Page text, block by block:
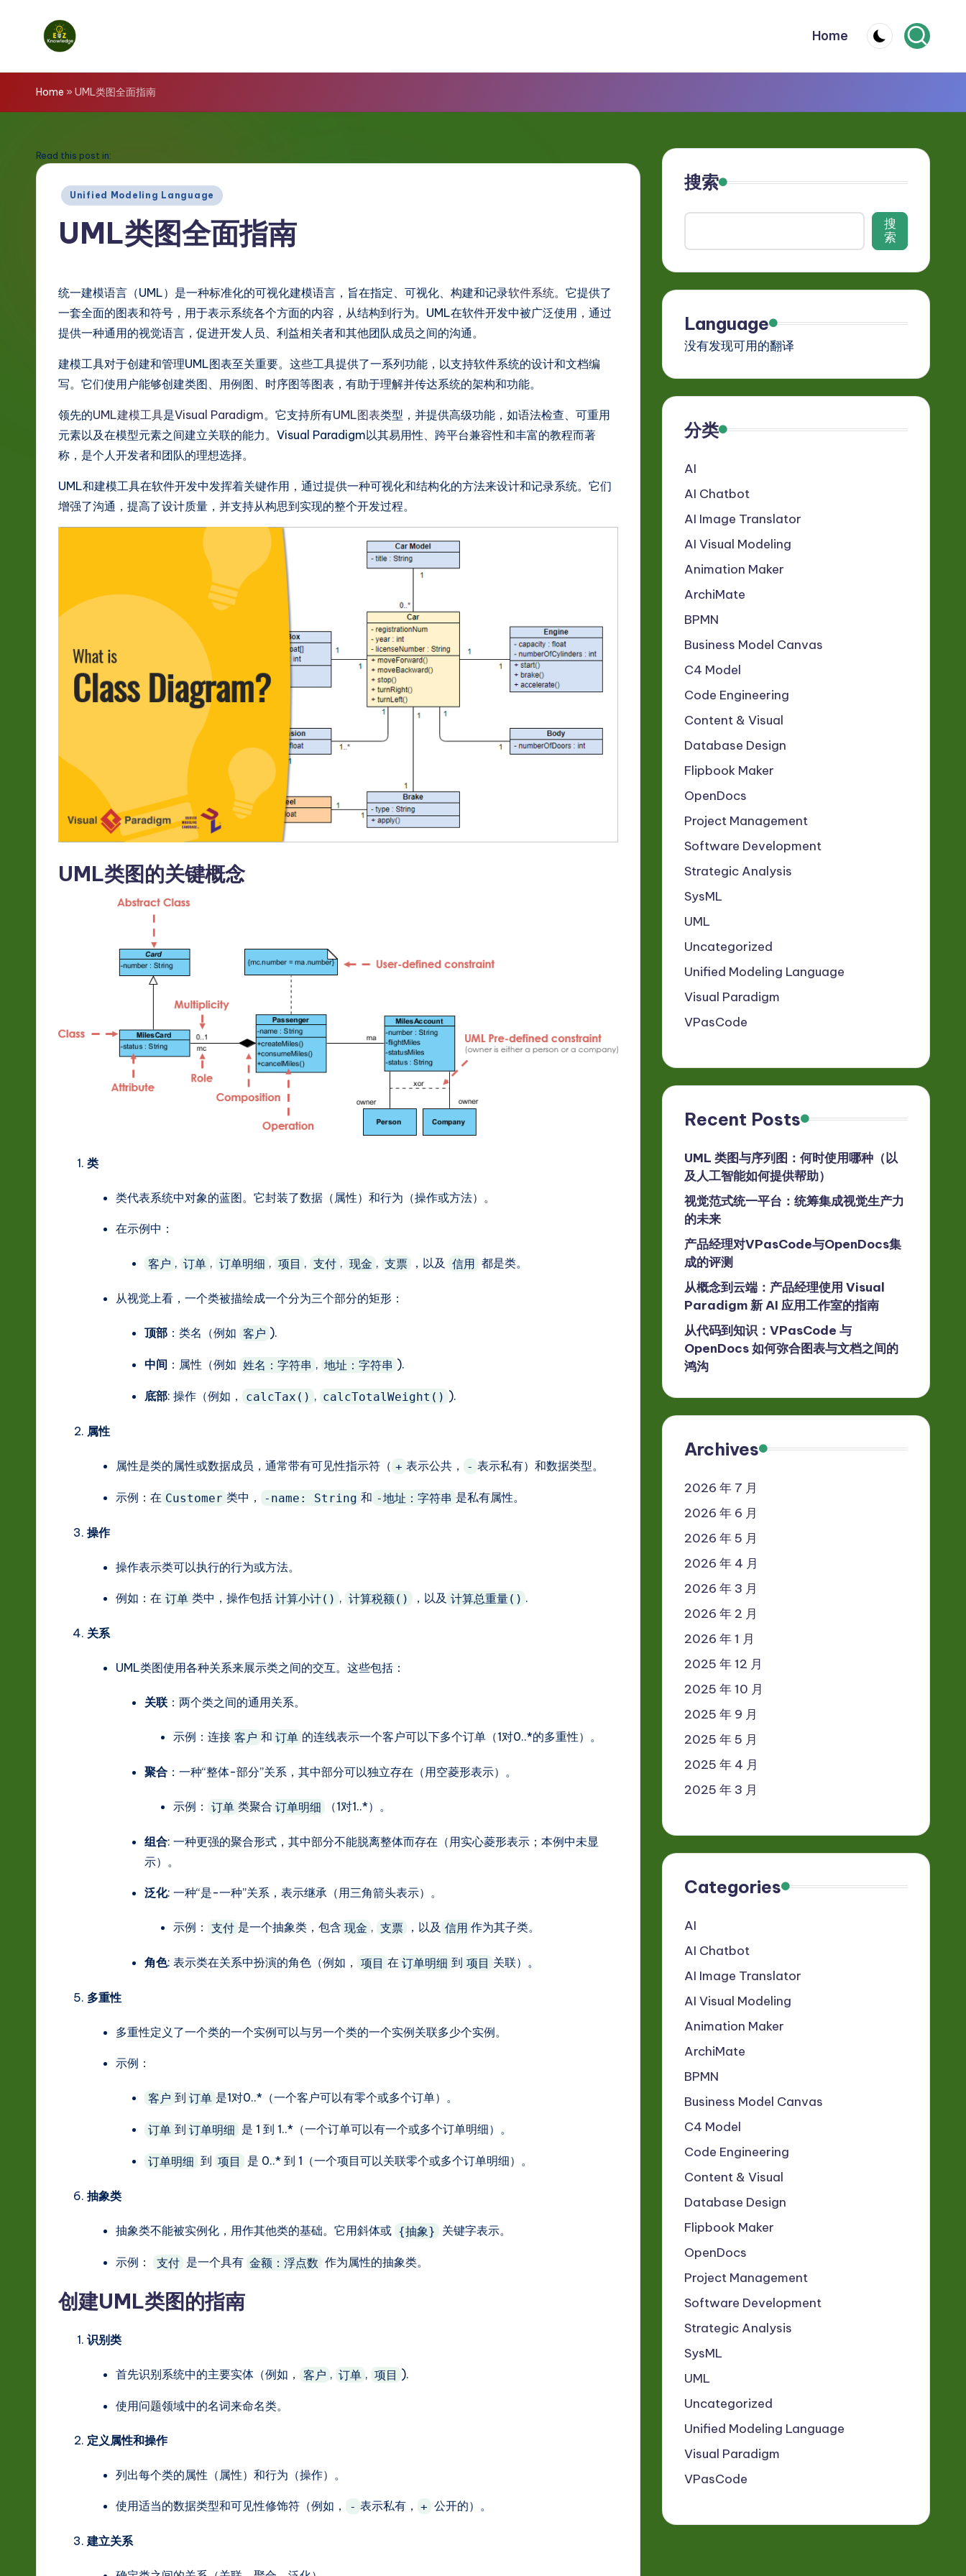
E
z
n
w
m
in
Home
Home » UML类图全面指南
Read this post in:
Posted
Unified Modeling Language
UML类图全面指南
统一建模语言（UML）是一种标准化的可视化建模语言，旨在指定、可视化、构建和记录软件系统。它提供了
一套全面的图表和符号，用于表示系统各个方面的内容，从结构到行为。UML在软件开发中被广泛使用，通过
提供一种通用的视觉语言，促进开发人员、利益相关者和其他团队成员之间的沟通。
建模工具对于创建和管理UML图表至关重要。这些工具提供了一系列功能，以支持软件系统的设计和文档编
写。它们使用户能够创建类图、用例图、时序图等图表，有助于理解并传达系统的架构和功能。
领先的UML建模工具是Visual Paradigm。它支持所有UML图表类型，并提供高级功能，如语法检查、可重用
元素以及在模型元素之间建立关联的能力。Visual Paradigm以其易用性、跨平台兼容性和丰富的教程而著
称，是个人开发者和团队的理想选择。
UML和建模工具在软件开发中发挥着关键作用，通过提供一种可视化和结构化的方法来设计和记录系统。它们
增强了沟通，提高了设计质量，并支持从构思到实现的整个开发过程。
UML类图的关键概念
类
类代表系统中对象的蓝图。它封装了数据（属性）和行为（操作或方法）。
在示例中：
客户 , 订单 , 订单明细 , 项目 , 支付 , 现金 , 支票 ，以及 信用 都是类。
从视觉上看，一个类被描绘成一个分为三个部分的矩形：
顶部 ：类名（例如 客户 ).
中间 ：属性（例如 姓名：字符串 , 地址：字符串 ).
底部: 操作（例如， calcTax() , calcTotalWeight() ).
属性
属性是类的属性或数据成员，通常带有可见性指示符（ + 表示公共， - 表示私有）和数据类型。
示例：在 Customer 类中， -name: String 和 -地址：字符串 是私有属性。
操作
操作表示类可以执行的行为或方法。
例如：在 订单 类中，操作包括 计算小计() , 计算税额() ，以及 计算总重量() .
关系
UML类图使用各种关系来展示类之间的交互。这些包括：
关联 ：两个类之间的通用关系。
示例：连接 客户 和 订单 的连线表示一个客户可以下多个订单（1对0..*的多重性）。
聚合 ：一种“整体-部分”关系，其中部分可以独立存在（用空菱形表示）。
示例： 订单 类聚合 订单明细 （1对1..*）。
组合: 一种更强的聚合形式，其中部分不能脱离整体而存在（用实心菱形表示；本例中未显
示）。
泛化: 一种“是-一种”关系，表示继承（用三角箭头表示）。
示例： 支付 是一个抽象类，包含 现金 , 支票 ，以及 信用 作为其子类。
角色: 表示类在关系中扮演的角色（例如， 项目 在 订单明细 到 项目 关联）。
多重性
多重性定义了一个类的一个实例可以与另一个类的一个实例关联多少个实例。
示例：
客户 到 订单 是1对0..*（一个客户可以有零个或多个订单）。
订单 到 订单明细 是 1 到 1..*（一个订单可以有一个或多个订单明细）。
订单明细 到 项目 是 0..* 到 1（一个项目可以关联零个或多个订单明细）。
抽象类
抽象类不能被实例化，用作其他类的基础。它用斜体或 {抽象} 关键字表示。
示例： 支付 是一个具有 金额：浮点数 作为属性的抽象类。
创建UML类图的指南
识别类
首先识别系统中的主要实体（例如， 客户 , 订单 , 项目 ).
使用问题领域中的名词来命名类。
定义属性和操作
列出每个类的属性（属性）和行为（操作）。
使用适当的数据类型和可见性修饰符（例如， - 表示私有， + 公开的）。
建立关系
搜索
搜
索
Language
没有发现可用的翻译
分类
AI
AI Chatbot
AI Image Translator
AI Visual Modeling
Animation Maker
ArchiMate
BPMN
Business Model Canvas
C4 Model
Code Engineering
Content & Visual
Database Design
Flipbook Maker
OpenDocs
Project Management
Software Development
Strategic Analysis
SysML
UML
Uncategorized
Unified Modeling Language
Visual Paradigm
VPasCode
Recent Posts
UML 类图与序列图：何时使用哪种（以
及人工智能如何提供帮助）
视觉范式统一平台：统筹集成视觉生产力
的未来
产品经理对VPasCode与OpenDocs集
成的评测
从概念到云端：产品经理使用 Visual
Paradigm 新 AI 应用工作室的指南
从代码到知识：VPasCode 与
OpenDocs 如何弥合图表与文档之间的
鸿沟
Archives
2026 年 7 月
2026 年 6 月
2026 年 5 月
2026 年 4 月
2026 年 3 月
2026 年 2 月
2026 年 1 月
2025 年 12 月
2025 年 10 月
2025 年 9 月
2025 年 5 月
2025 年 4 月
2025 年 3 月
Categories
AI
AI Chatbot
AI Image Translator
AI Visual Modeling
Animation Maker
ArchiMate
BPMN
Business Model Canvas
C4 Model
Code Engineering
Content & Visual
Database Design
Flipbook Maker
OpenDocs
Project Management
Software Development
Strategic Analysis
SysML
UML
Uncategorized
Unified Modeling Language
Visual Paradigm
VPasCode